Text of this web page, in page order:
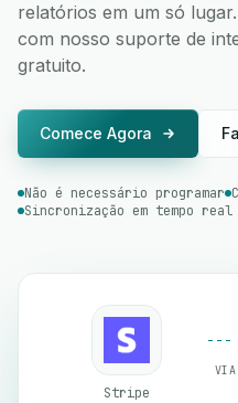
relatórios em um só
com nosso suporte de
gratuito.
Comece Agora
Não é necessário programar
Sincronização em tempo real
Stripe
VIA